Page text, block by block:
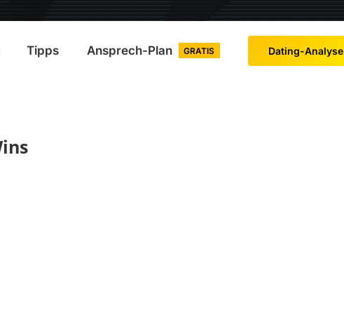
Tipps Ansprech-Plan GRATIS Dating-Analyse